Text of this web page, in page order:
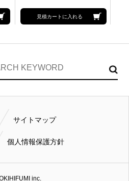
見積カートに入れる
サイトマップ
個人情報保護方針
inc.